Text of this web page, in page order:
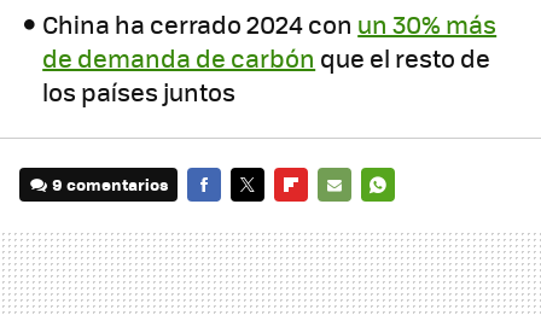
China ha cerrado 2024 con un 30% más
de demanda de carbón que el resto de
los países juntos
9 comentarios
MAIL